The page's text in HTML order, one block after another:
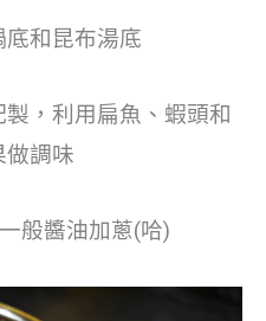
底和昆布湯底
，利用扁魚、蝦頭和
做調味
般醬油加蔥(哈)